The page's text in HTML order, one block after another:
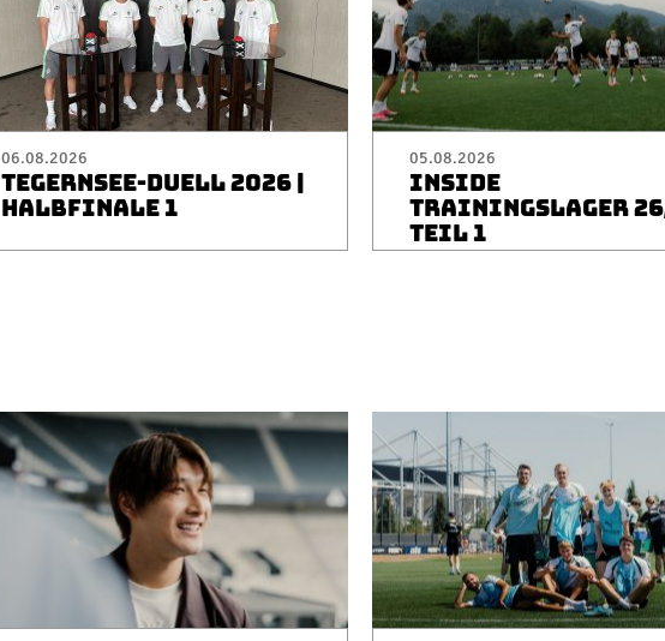
06.08.2026
TEGERNSEE-DUELL 2026 |
HALBFINALE 1
05.08.2026
INSIDE
TRAININGSLAGER
TEIL 1